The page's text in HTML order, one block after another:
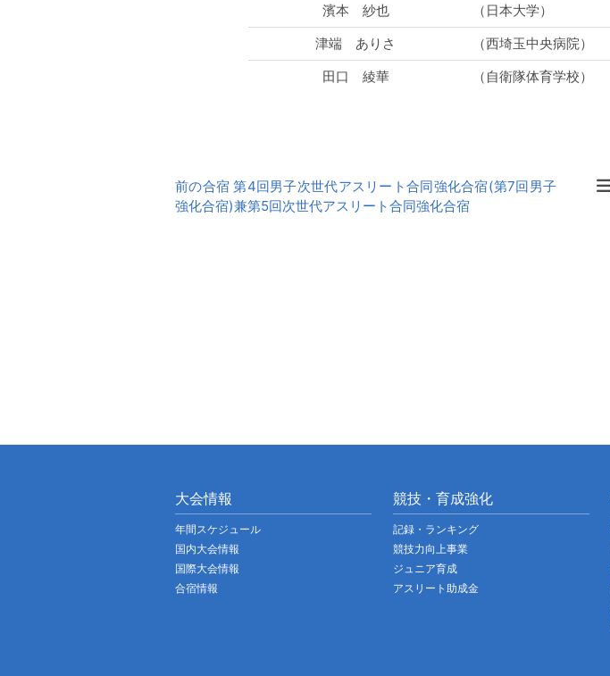
濱本 紗也
（日本大学）
津端 ありさ
（西埼玉中央病院）
田口 綾華
（自衛隊体育学校）
後
の
前の合宿 第4回男子次世代アスリート合同強化合宿(第7回男子
強化合宿)兼第5回次世代アスリート合同強化合宿
大会情報
年間スケジュール
国内大会情報
国際大会情報
合宿情報
競技・育成強化
記録・ランキング
競技力向上事業
ジュニア育成
アスリート助成金